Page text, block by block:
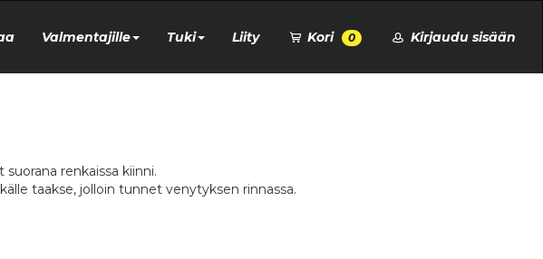
Valmentajille Tuki Liity Kori 0 Kirjaudu sisään
renkaissa kiinni.
taakse, jolloin tunnet venytyksen rinnassa.